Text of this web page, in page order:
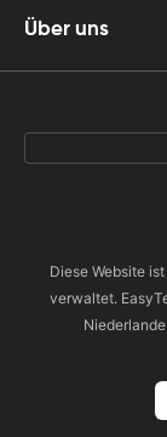
Über uns
Diese Website
verwaltet.